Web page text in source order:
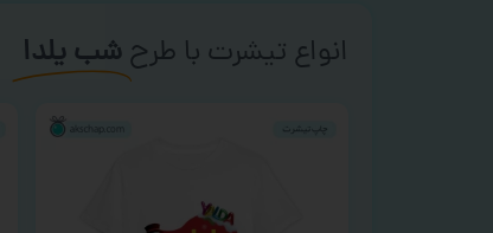
انواع تیشرت با طرحشب یلدا